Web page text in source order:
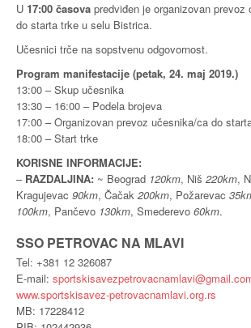
U 17:00 časova predviđen je organizovan prevoz
do starta trke u selu Bistrica.
Učesnici trče na sopstvenu odgovornost.
Program manifestacije (petak, 24. maj 2019.)
13:00 – Skup učesnika
13:30 – 16:00 – Podela brojeva
17:00 – Organizovan prevoz učesnika/ca do
18:00 – Start trke
KORISNE INFORMACIJE:
– RAZDALJINA: ~ Beograd 120km, Niš 220km,
Kragujevac 90km, Čačak 200km, Požarevac
100km, Pančevo 130km, Smederevo 60km.
SSO PETROVAC NA MLAVI
Tel: +381 12 326087
E-mail:
www.sportskisavez-petrovacnamlavi.org.rs
MB: 17228412